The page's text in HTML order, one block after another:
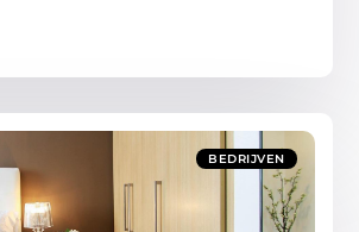
BEDRIJVEN